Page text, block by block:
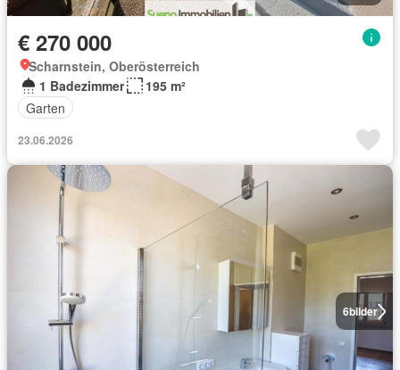
€ 270 000
Scharnstein, Oberösterreich
1 Badezimmer
195 m²
Garten
23.06.2026
6bilder